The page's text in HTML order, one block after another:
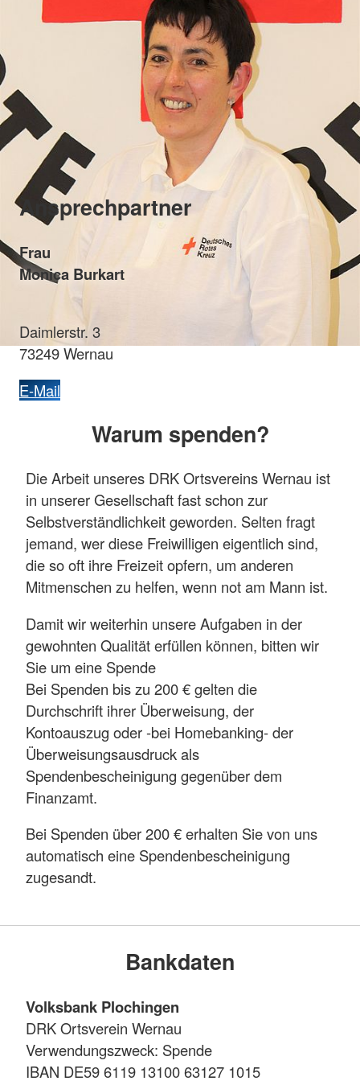
Ansprechpartner
Frau
Monica Burkart
Daimlerstr. 3
73249 Wernau
E-Mail
Warum spenden?
Die Arbeit unseres DRK Ortsvereins Wernau ist
in unserer Gesellschaft fast schon zur
Selbstverständlichkeit geworden. Selten fragt
jemand, wer diese Freiwilligen eigentlich sind,
die so oft ihre Freizeit opfern, um anderen
Mitmenschen zu helfen, wenn not am Mann ist.
Damit wir weiterhin unsere Aufgaben in der
gewohnten Qualität erfüllen können, bitten wir
Sie um eine Spende
Bei Spenden bis zu 200 € gelten die
Durchschrift ihrer Überweisung, der
Kontoauszug oder -bei Homebanking- der
Überweisungsausdruck als
Spendenbescheinigung gegenüber dem
Finanzamt.
Bei Spenden über 200 € erhalten Sie von uns
automatisch eine Spendenbescheinigung
zugesandt.
Bankdaten
Volksbank Plochingen
DRK Ortsverein Wernau
Verwendungszweck: Spende
IBAN DE59 6119 13100 63127 1015